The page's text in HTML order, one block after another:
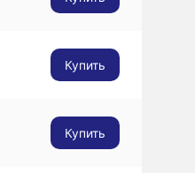
Купить
Купить